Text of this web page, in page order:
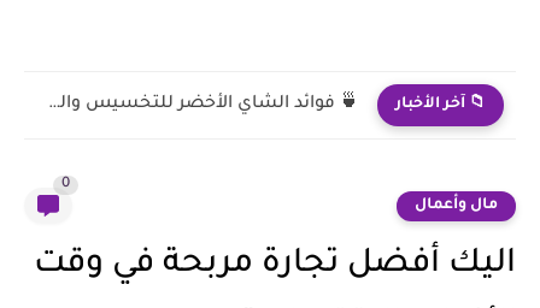
📁 آخر الأخبار
مال وأعمال
0
اليك أفضل تجارة مربحة في وقت